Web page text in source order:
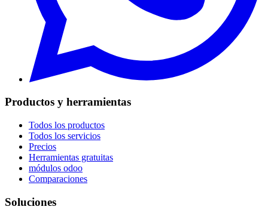
Productos y herramientas
Todos los productos
Todos los servicios
Precios
Herramientas gratuitas
módulos odoo
Comparaciones
Soluciones